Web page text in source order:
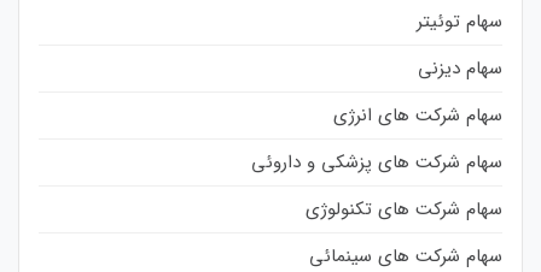
سهام توئیتر
سهام دیزنی
سهام شرکت های انرژی
سهام شرکت های پزشکی و داروئی
سهام شرکت های تکنولوژی
سهام شرکت های سینمائی